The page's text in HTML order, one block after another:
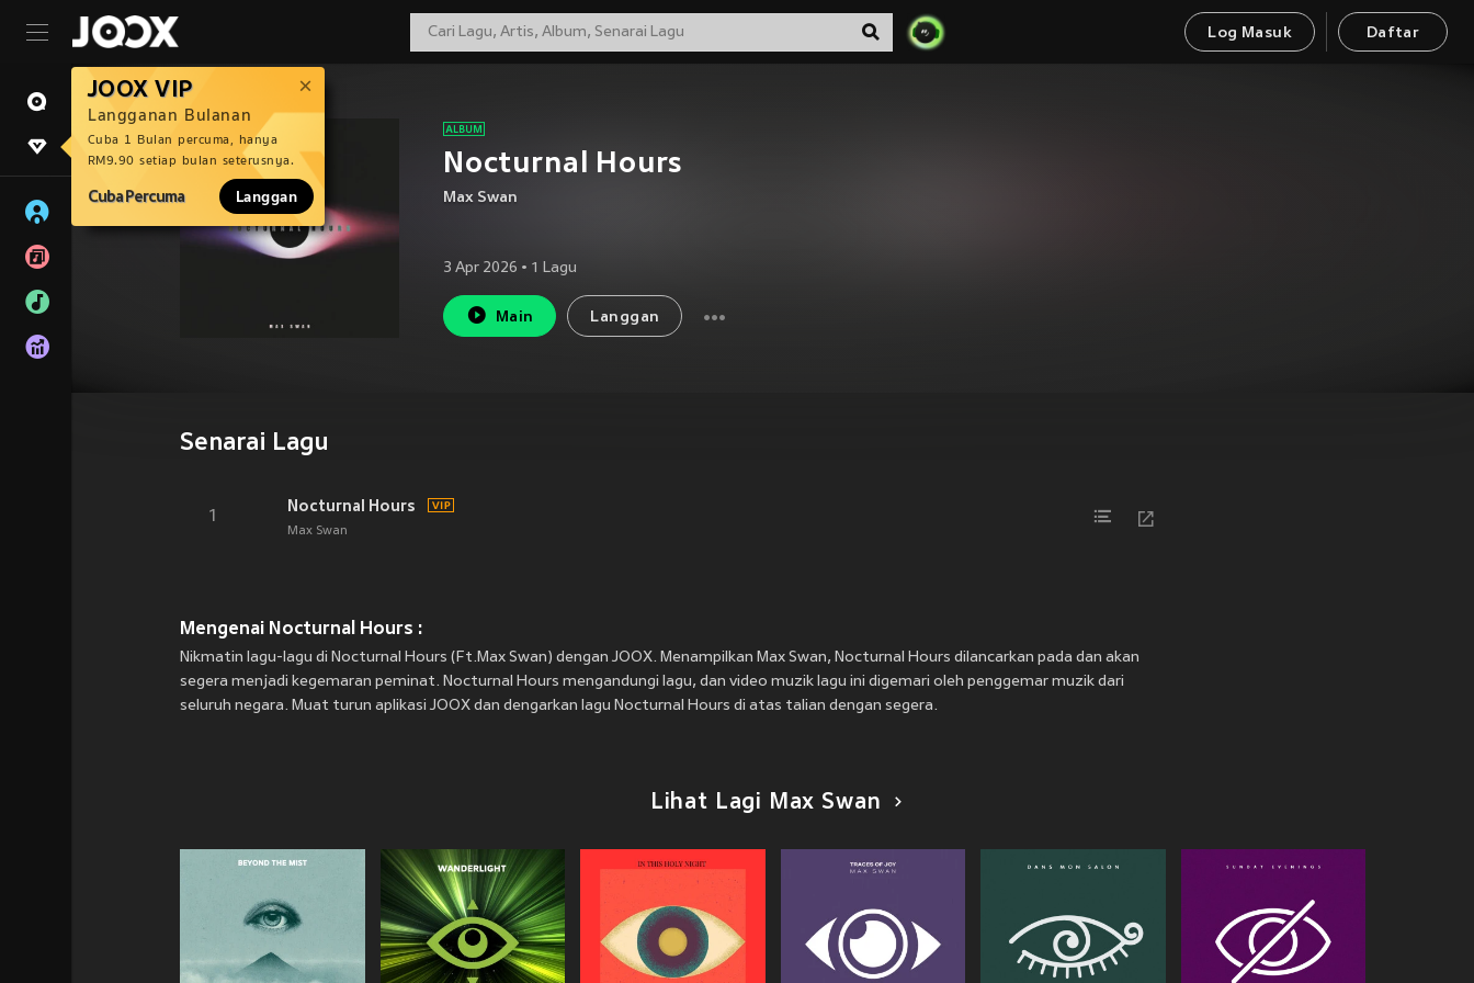
Log Masuk Daftar
JOOX VIP
Langganan Bulanan
Cuba 1 Bulan percuma, hanya
RM9.90 setiap bulan seterusnya.
Cuba Percuma Langgan
Nocturnal Hours
Max Swan
3 Apr 2026 • 1 Lagu
Main Langgan
Senarai Lagu
1
Nocturnal Hours
Max Swan
Mengenai Nocturnal Hours :
Nikmatin lagu-lagu di Nocturnal Hours (Ft.Max Swan) dengan JOOX. Menampilkan Max Swan, Nocturnal Hours dilancarkan pada dan akan
segera menjadi kegemaran peminat. Nocturnal Hours mengandungi lagu, dan video muzik lagu ini digemari oleh penggemar muzik dari
seluruh negara. Muat turun aplikasi JOOX dan dengarkan lagu Nocturnal Hours di atas talian dengan segera.
Lihat Lagi Max Swan